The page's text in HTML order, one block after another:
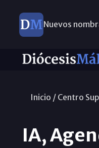
Nuevos
Inicio / Centro
IA,